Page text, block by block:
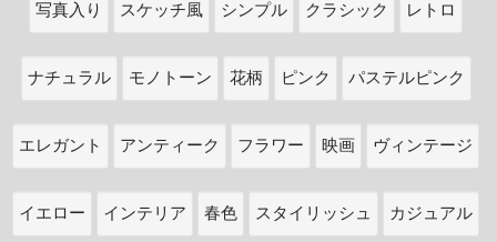
写真入り スケッチ風 シンプル クラシック レトロ
ナチュラル モノトーン 花柄 ピンク パステルピンク
エレガント アンティーク フラワー 映画 ヴィンテージ
イエロー インテリア 春色 スタイリッシュ カジュアル